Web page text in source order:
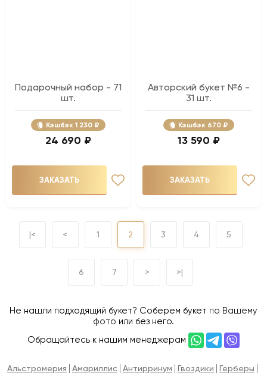
Подарочный набор - 71
шт.
Кэшбэк 1 230 ₽
24 690 ₽
ЗАКАЗАТЬ
Авторский букет №6 -
31 шт.
Кэшбэк 670 ₽
13 590 ₽
ЗАКАЗАТЬ
|< < 1 2 3 4 5
6 7 > >|
Не нашли подходящий букет? Соберем букет по Вашему
фото или без него.
Обращайтесь к нашим менеджерам
Альстромерия Амариллис Антирринум Гвоздики
Герберы